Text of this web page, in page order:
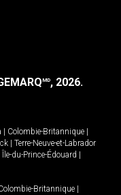
MD, 2026.
Colombie-Britannique
Terre-Neuve-et-Labrador
Île-du-Prince-Édouard
Britannique